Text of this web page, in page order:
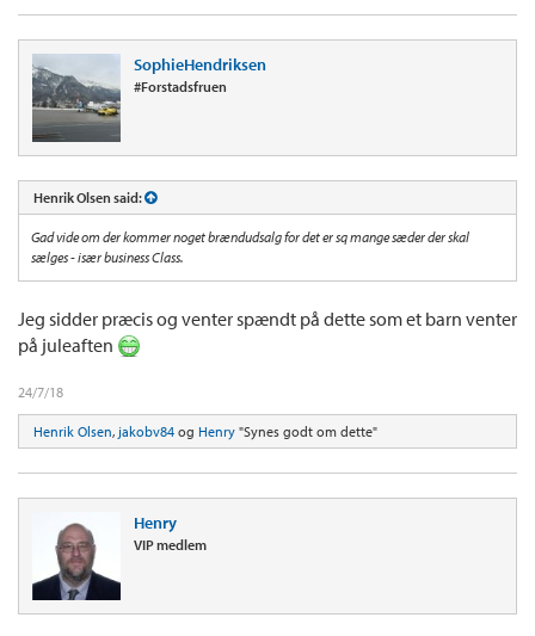
SophieHendriksen
#Forstadsfruen
Henrik Olsen said:
Gad vide om der kommer noget brændudsalg for det er sq mange sæder der skal
sælges - især business Class.
Jeg sidder præcis og venter spændt på dette som et barn venter
på juleaften
24/7/18
Henrik Olsen, jakobv84 og Henry "Synes godt om dette"
Henry
VIP medlem